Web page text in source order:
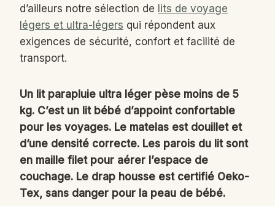
d’ailleurs notre sélection de lits de voyage
légers et ultra-légers qui répondent aux
exigences de sécurité, confort et facilité de
transport.
Un lit parapluie ultra léger pèse moins de 5
kg. C’est un lit bébé d’appoint confortable
pour les voyages. Le matelas est douillet et
d’une densité correcte. Les parois du lit sont
en maille filet pour aérer l’espace de
couchage. Le drap housse est certifié Oeko-
Tex, sans danger pour la peau de bébé.